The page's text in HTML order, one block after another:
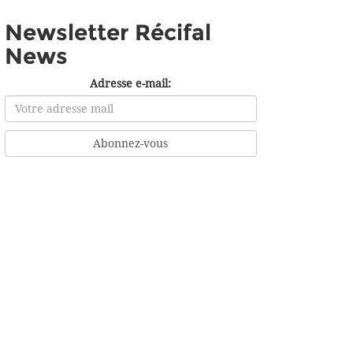
Newsletter Récifal
News
Adresse e-mail: